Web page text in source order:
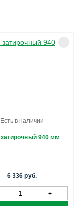
Есть в наличии
940 мм
6 336 руб.